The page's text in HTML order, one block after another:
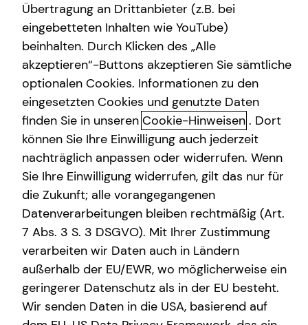
Kapitalanlage Immobilien
Altersvorsorge
Gewerbliche Versicherungen
Arbeitskraftabsicherung
Kindervorsorge
Sach- und Vermögenssicherung
Expat
Kontaktübersicht
Zeitrahmen
E-Mail
Bitte wählen Sie unter den folgenden freien Terminen
aus
Fr
07. Aug 26
Keine
08. Aug 26
Keine
Keine
Übertragung an Drittanbieter (z.B. bei
eingebetteten Inhalten wie YouTube)
beinhalten. Durch Klicken des „Alle
akzeptieren“-Buttons akzeptieren Sie sämtliche
optionalen Cookies. Informationen zu den
eingesetzten Cookies und genutzte Daten
finden Sie in unseren Cookie-Hinweisen . Dort
können Sie Ihre Einwilligung auch jederzeit
nachträglich anpassen oder widerrufen. Wenn
Sie Ihre Einwilligung widerrufen, gilt das nur für
die Zukunft; alle vorangegangenen
Datenverarbeitungen bleiben rechtmäßig (Art.
7 Abs. 3 S. 3 DSGVO). Mit Ihrer Zustimmung
verarbeiten wir Daten auch in Ländern
außerhalb der EU/EWR, wo möglicherweise ein
geringerer Datenschutz als in der EU besteht.
Wir senden Daten in die USA, basierend auf